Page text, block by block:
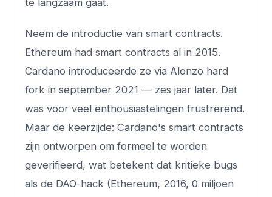
Neem de introductie van smart contracts.
Ethereum had smart contracts al in 2015.
Cardano introduceerde ze via Alonzo hard
fork in september 2021 — zes jaar later. Dat
was voor veel enthousiastelingen frustrerend.
Maar de keerzijde: Cardano's smart contracts
zijn ontworpen om formeel te worden
geverifieerd, wat betekent dat kritieke bugs
als de DAO-hack (Ethereum, 2016, 0 miljoen